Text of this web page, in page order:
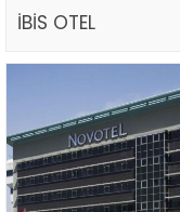
İBİS OTEL